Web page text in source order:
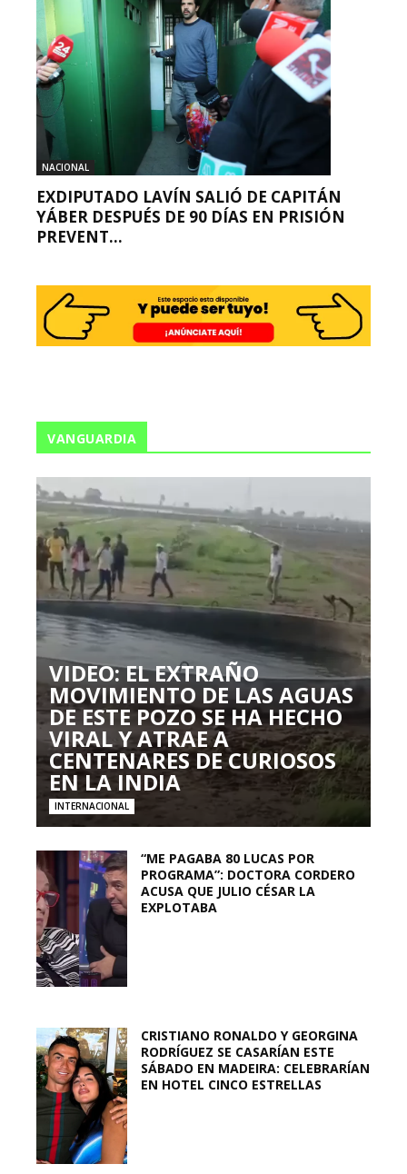
NACIONAL
EXDIPUTADO LAVÍN SALIÓ DE CAPITÁN
YÁBER DESPUÉS DE 90 DÍAS EN PRISIÓN
PREVENT...
VANGUARDIA
VIDEO: EL EXTRAÑO
MOVIMIENTO DE LAS AGUAS
DE ESTE POZO SE HA HECHO
VIRAL Y ATRAE A
CENTENARES DE CURIOSOS
EN LA INDIA
INTERNACIONAL
“ME PAGABA 80 LUCAS POR
PROGRAMA”: DOCTORA CORDERO
ACUSA QUE JULIO CÉSAR LA
EXPLOTABA
CRISTIANO RONALDO Y GEORGINA
RODRÍGUEZ SE CASARÍAN ESTE
SÁBADO EN MADEIRA: CELEBRARÍAN
EN HOTEL CINCO ESTRELLAS